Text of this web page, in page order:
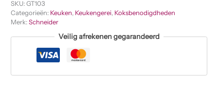
SKU:GT103
Categorieën: Keuken, Keukengerei, Koksbenodigdheden
Merk:Schneider
Veilig afrekenen gegarandeerd